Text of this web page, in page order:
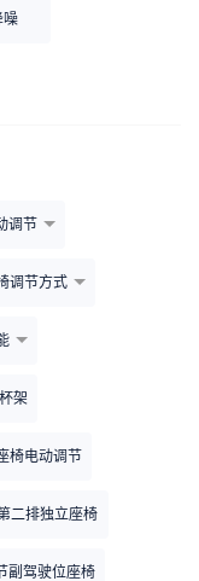
噪
调节
调节方式
架
椅电动调节
二排独立座椅
副驾驶位座椅